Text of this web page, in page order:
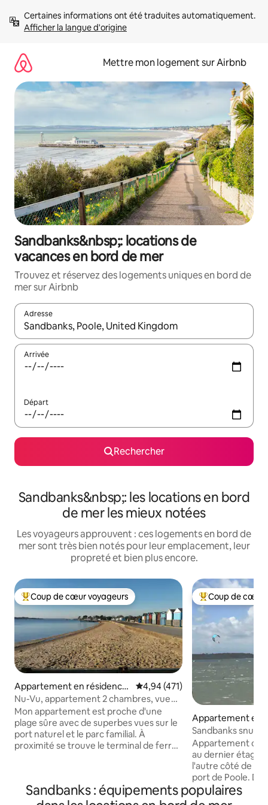
directement
Afficher la langue d'origine
Mettre mon logement sur Airbnb
Sandbanks&nbsp;: locations de
vacances en bord de mer
Trouvez et réservez des logements uniques en bord de
mer sur Airbnb
Adresse
Lorsque les résultats s'affichent, utilisez les flèches vers le
Arrivée
Départ
Rechercher
Sandbanks&nbsp;: les locations en bord
de mer les mieux notées
Les voyageurs approuvent : ces logements en bord de
mer sont très bien notés pour leur emplacement, leur
propreté et bien plus encore.
Coups de cœur voyageurs les plus appréciés
Coup de cœur voyageurs
Appartement en résidence
⋅ Dorset
Évaluation moyenne sur la
4,94 (471)
Nu-Vu, appartement 2 chambres, vue
sur mer, balcon, parking
Mon appartement est proche d'une
plage sûre avec de superbes vues sur le
port naturel et le parc familial. À
proximité se trouve le terminal de ferry
restaurants locaux, ses pubs et ses
excursions quotidiennes en bateau vers
Coups de cœur
Coup de cœur
Appartement en
⋅ Canford Cliffs
Sandbanks snug
Appartement
au dernier étage
l'autre côté de la
port de Poole.
de soleil à
Endroit idéal
Sandbanks : équipements populaires